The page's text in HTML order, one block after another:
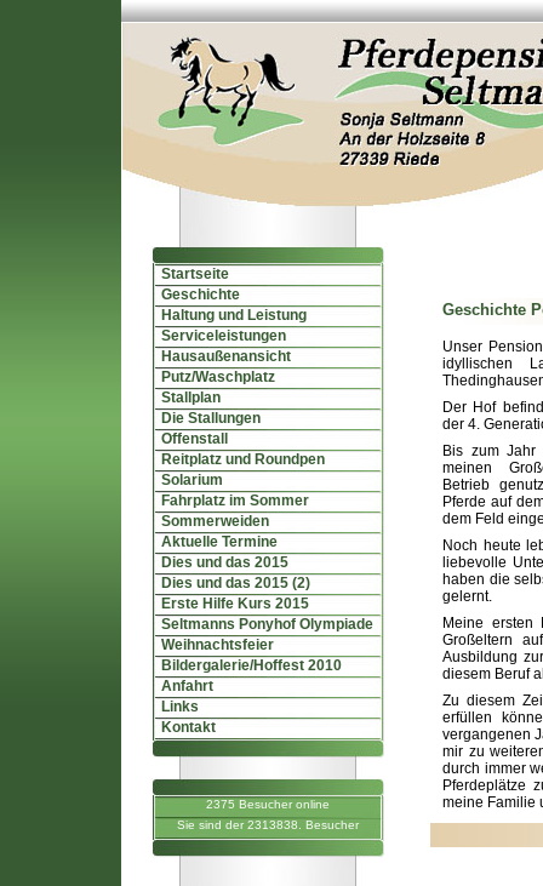
Startseite
Geschichte
Haltung und Leistung
Serviceleistungen
Hausaußenansicht
Putz/Waschplatz
Stallplan
Die Stallungen
Offenstall
Reitplatz und Roundpen
Solarium
Fahrplatz im Sommer
Sommerweiden
Aktuelle Termine
Dies und das 2015
Dies und das 2015 (2)
Erste Hilfe Kurs 2015
Seltmanns Ponyhof Olympiade
Weihnachtsfeier
Bildergalerie/Hoffest 2010
Anfahrt
Links
Kontakt
2375 Besucher online
Sie sind der 2313838. Besucher
Geschichte
Unser
idyllischen
Der Hof
der 4.
Bis zum
meinen
Betrieb
Pferde auf
dem Feld
Noch heute
liebevolle
haben die
gelernt.
Meine
Großeltern
Ausbildung
diesem Beruf
Zu diesem
erfüllen
vergangenen
mir zu
durch immer
Pferdeplätze
meine Familie